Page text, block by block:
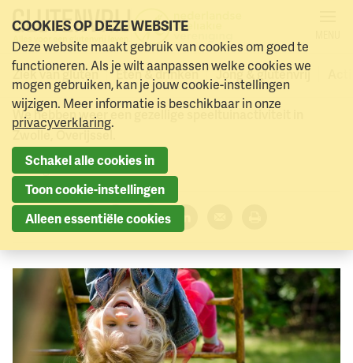
Naar menu Naar hoofdinhoud
Ziek van gluten Eten & drinken Jong & glutenvrij
Speeldate op 16 september:
kom jij ook spelen?
We hebben weer een gezellige speeltuinactiviteit in
Zwolle, Overijssel.
29 augustus 2023
Deel dit artikel:
COOKIES OP DEZE WEBSITE
Deze website maakt gebruik van cookies om goed te
functioneren. Als je wilt aanpassen welke cookies we
mogen gebruiken, kan je jouw cookie-instellingen
wijzigen. Meer informatie is beschikbaar in onze
privacyverklaring.
Schakel alle cookies in
Toon cookie-instellingen
Alleen essentiële cookies